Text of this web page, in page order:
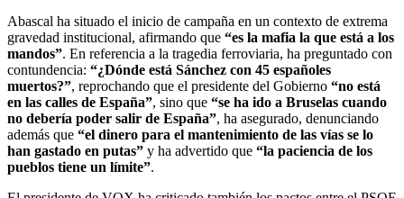
Abascal ha situado el inicio de campaña en un contexto de extrema
gravedad institucional, afirmando que “es la mafia la que está a los
mandos”. En referencia a la tragedia ferroviaria, ha preguntado con
contundencia: “¿Dónde está Sánchez con 45 españoles
muertos?”, reprochando que el presidente del Gobierno “no está
en las calles de España”, sino que “se ha ido a Bruselas cuando
no debería poder salir de España”, ha asegurado, denunciando
además que “el dinero para el mantenimiento de las vías se lo
han gastado en putas” y ha advertido que “la paciencia de los
pueblos tiene un límite”.